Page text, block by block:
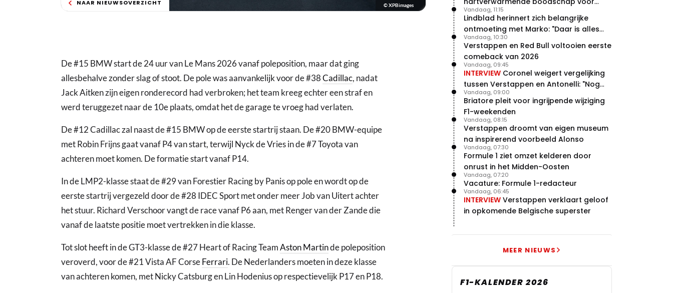
NAAR NIEUWSOVERZICHT © XPBimages
De #15 BMW start de 24 uur van Le Mans 2026 vanaf poleposition, maar dat ging
allesbehalve zonder slag of stoot. De pole was aanvankelijk voor de #38Cadillac, nadat
Jack Aitken zijn eigen ronderecord had verbroken; het team kreeg echter een straf en
werd teruggezet naar de 10e plaats, omdat het de garage te vroeg had verlaten.
De #12 Cadillac zal naast de #15 BMW op de eerste startrij staan. De #20 BMW-equipe
met Robin Frijns gaat vanaf P4 van start, terwijl Nyck de Vries in de #7 Toyota van
achteren moet komen. De formatie start vanaf P14.
In de LMP2-klasse staat de #29 van Forestier Racing by Panis op pole en wordt op de
eerste startrij vergezeld door de #28 IDEC Sport met onder meer Job van Uitert achter
het stuur. Richard Verschoor vangt de race vanaf P6 aan, met Renger van der Zande die
vanaf de laatste positie moet vertrekken in die klasse.
Tot slot heeft in de GT3-klasse de #27 Heart of Racing TeamAston Martinde poleposition
veroverd, voor de #21 Vista AF CorseFerrari. De Nederlanders moeten in deze klasse
van achteren komen, met Nicky Catsburg en Lin Hodenius op respectievelijk P17 en P18.
overstap naar Red Bull
Lindblad herinnert zich belangrijke
ontmoeting met Marko: "Daar is alles
echt begonnen"
Vandaag, 11:15
Verstappen en Red Bull voltooien eerste
comeback van 2026
Vandaag, 10:30
INTERVIEW Coronel weigert vergelijking
tussen Verstappen en Antonelli: "Nog
niet dat niveau"
Vandaag, 09:45
Briatore pleit voor ingrijpende wijziging
F1-weekenden
Vandaag, 09:00
Verstappen droomt van eigen museum
na inspirerend voorbeeld Alonso
Vandaag, 08:15
Formule 1 ziet omzet kelderen door
onrust in het Midden-Oosten
Vandaag, 07:30
Vacature: Formule 1-redacteur
Vandaag, 07:20
INTERVIEW Verstappen verklaart geloof
in opkomende Belgische superster
Vandaag, 06:45
MEER NIEUWS
F1-KALENDER 2026